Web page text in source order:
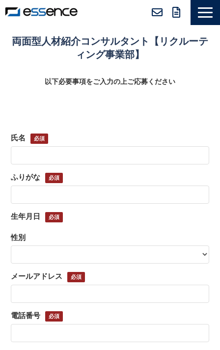
ニュース＆トピックス
両面型人材紹介コンサルタント【リクルーテ
ィング事業部】
以下必要事項をご入力の上ご応募ください
氏名
ふりがな
生年月日
性別
メールアドレス
電話番号